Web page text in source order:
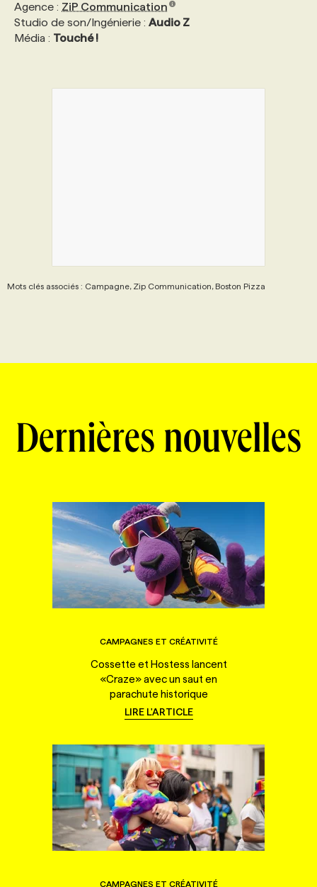
FAQ
Agence : ZiP Communication
Studio de son/Ingénierie : Audio Z
Média : Touché !
Mots clés associés : Campagne, Zip Communication, Boston Pizza
Dernières nouvelles
CAMPAGNES ET CRÉATIVITÉ
Cossette et Hostess lancent
«Craze» avec un saut en
parachute historique
LIRE L'ARTICLE
CAMPAGNES ET CRÉATIVITÉ